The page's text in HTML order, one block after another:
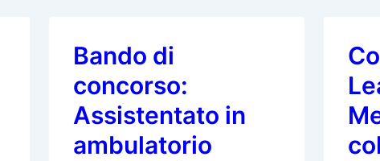
Bando di
concorso:
Assistentato in
ambulatorio